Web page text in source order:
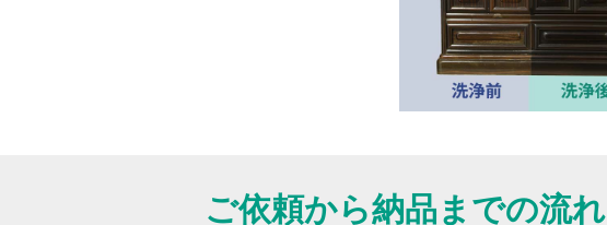
ご依頼から納品までの流れ